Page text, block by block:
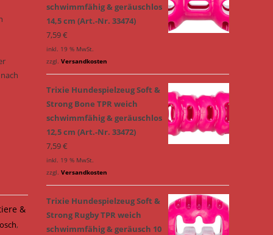
&
,
schwimmfähig & geräuschlos
14,5 cm (Art.-Nr. 33474)
7,59€
inkl. 19 % MwSt.
zzgl. Versandkosten
Trixie Hundespielzeug Soft &
Strong Bone TPR weich
schwimmfähig & geräuschlos
12,5 cm (Art.-Nr. 33472)
7,59€
inkl. 19 % MwSt.
zzgl. Versandkosten
Trixie Hundespielzeug Soft &
Strong Rugby TPR weich
schwimmfähig & geräusch 10